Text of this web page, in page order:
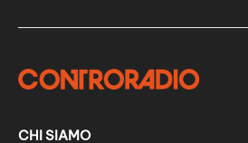
CHI SIAMO